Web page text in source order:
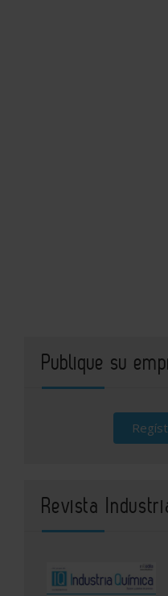
Publique su
Revista